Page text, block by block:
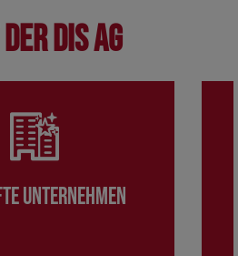
DIS AG
Unternehmen